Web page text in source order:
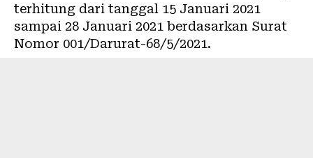
terhitung dari tanggal 15 Januari 2021
sampai 28 Januari 2021 berdasarkan Surat
Nomor 001/Darurat-68/5/2021.